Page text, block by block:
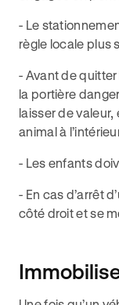
- Le
règle locale plus
- Avant de quitter
la portière
laisser de valeur,
animal à
- Les enfants
- En cas d’arrêt
côté droit et se